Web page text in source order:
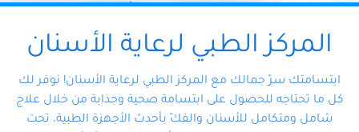
احتياجات الأسنان تحت سقف واحد،
وتضمن لك حلاً شاملًا لجميع
المتخصص ذوي الخبرة، ستجد نفسك
في أيد أمينة تلبي احتياجاتك بكل
المركز الطبي لرعاية الأسنان
ابتسامتك سرّ جمالك مع المركز الطبي لرعاية الأسنان! نوفر لك
كل ما تحتاجه للحصول على ابتسامة صحية وجذابة من خلال علاج
شامل ومتكامل للأسنان والفكّ بأحدث الأجهزة الطبية، تحت